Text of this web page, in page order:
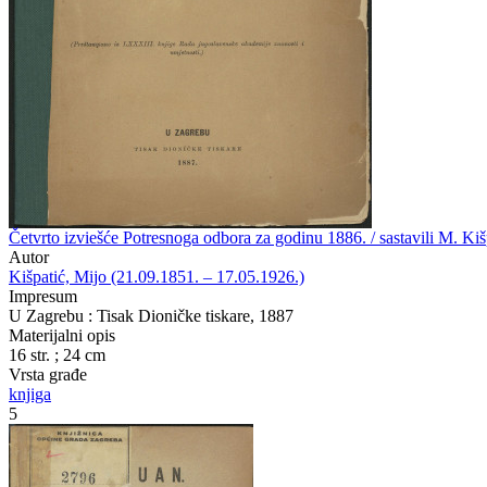
Četvrto izviešće Potresnoga odbora za godinu 1886. / sastavili M.
Autor
Kišpatić, Mijo (21.09.1851. – 17.05.1926.)
Impresum
U Zagrebu : Tisak Dioničke tiskare, 1887
Materijalni opis
16 str. ; 24 cm
Vrsta građe
knjiga
5